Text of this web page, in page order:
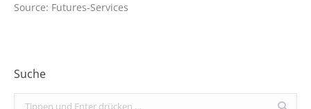
Source: Futures-Services
Suche
Search: